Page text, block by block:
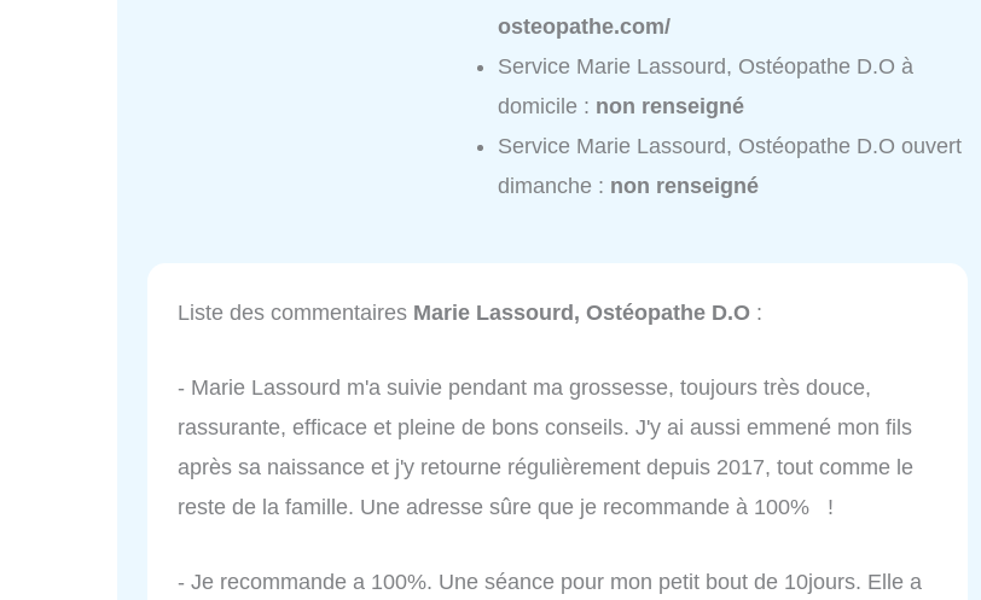
osteopathe.com/
Service Marie Lassourd, Ostéopathe D.O à
domicile : non renseigné
Service Marie Lassourd, Ostéopathe D.O ouvert
dimanche : non renseigné
Liste des commentaires Marie Lassourd, Ostéopathe D.O :
- Marie Lassourd m'a suivie pendant ma grossesse, toujours très douce,
rassurante, efficace et pleine de bons conseils. J'y ai aussi emmené mon fils
après sa naissance et j'y retourne régulièrement depuis 2017, tout comme le
reste de la famille. Une adresse sûre que je recommande à 100% !
- Je recommande a 100%. Une séance pour mon petit bout de 10jours. Elle a